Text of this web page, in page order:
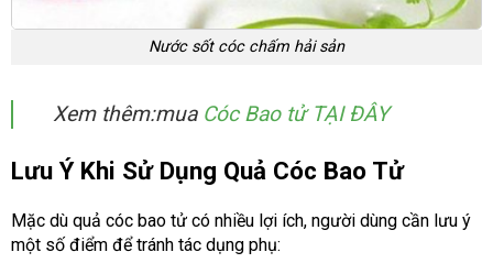
Nước sốt cóc chấm hải sản
Xem thêm:mua Cóc Bao tử TẠI ĐÂY
Lưu Ý Khi Sử Dụng Quả Cóc Bao Tử
Mặc dù quả cóc bao tử có nhiều lợi ích, người dùng cần lưu ý
một số điểm để tránh tác dụng phụ: